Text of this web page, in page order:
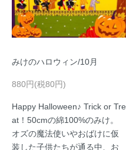
みけのハロウィン/10月
880円(税80円)
Happy Halloween♪ Trick or Tre
at！50cmの綿100%のみけ。
オズの魔法使いやおばけに仮
装した子供たちが通る中、お